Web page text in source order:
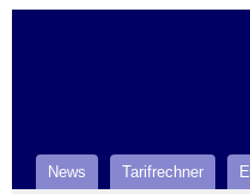
News Tarifrechner